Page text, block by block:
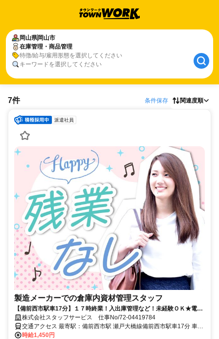
岡山県 岡山市
在庫管理・商品管理
特徴/給与/雇用形態を選択してください
キーワードを選択してください
7件 条件保存 関連度順
派遣社員
製造メーカーでの倉庫内資材管理スタッフ
【備前西市駅車17分】１７時終業！入出庫管理など！未経験ＯＫ★電話
応対なし★
株式会社スタッフサービス 仕事No/72-04419784
交通アクセス 最寄駅：備前西市駅 瀬戸大橋線備前西市駅車17分 車通
勤可能
時給1,450円